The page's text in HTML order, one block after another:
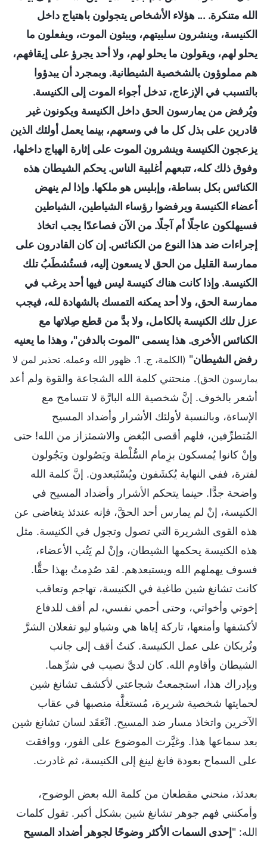
الله متنكرة. ... هؤلاء الأشخاص يتجولون باهتياج داخل
الكنيسة، وينشرون سلبيتهم، ويبثون الموت، ويفعلون ما
يحلو لهم، ويقولون ما يحلو لهم، ولا أحد يجرؤ على إيقافهم،
هم مملوؤون بالشخصية الشيطانية. وبمجرد أن يبدؤوا
بالتسبب في الإزعاج، تدخل أجواء الموت إلى الكنيسة.
ويُرفض من يمارسون الحق داخل الكنيسة ويكونون غير
قادرين على بذل كل ما في وسعهم، بينما يعمل أولئك الذين
يزعجون الكنيسة وينشرون الموت على إثارة الهياج داخلها،
وفوق ذلك كله، تتبعهم أغلبية الناس. يحكم الشيطان هذه
الكنائس بكل بساطة، وإبليس هو ملكها. وإذا لم ينهض
أعضاء الكنيسة ويرفضوا رؤساء الشياطين، الشياطين
فسيهلكون عاجلًا أم آجلًا. من الآن فصاعدًا يجب اتخاذ
إجراءات ضد هذا النوع من الكنائس. إن كان القادرون على
ممارسة القليل من الحق لا يسعون إليه، فستُشطَبُ تلك
الكنيسة. وإذا كانت هناك كنيسة ليس فيها أحد يرغب في
ممارسة الحق، ولا أحد يمكنه التمسك بالشهادة لله، فيجب
عزل تلك الكنيسة بالكامل، ولا بدَّ من قطع صِلاتها مع
الكنائس الأخرى. هذا يسمى "الموت بالدفن"، وهذا ما يعنيه
رفض الشيطان"
(الكلمة، ج. 1. ظهور الله وعمله. تحذير لمن لا
يمارسون الحق). منحتني كلمة الله الشجاعة والقوة ولم أعد
أشعر بالخوف. إنَّ شخصية الله البارَّة لا تتسامح مع
الإساءة، وبالنسبة لأولئك الأشرار وأضداد المسيح
المُتطرِّفين، فلهم أقصى البُغض والاشمئزاز من الله! حتى
وإنْ كانوا يُمسكون بزِمام السُّلْطة ويَصُولون ويَجُولون
لفترة، ففي النهاية يُكشَفون ويُسْتَبعدون. إنَّ كلمة الله
واضحة جدًّا. حينما يتحكم الأشرار وأضداد المسيح في
الكنيسة، إنْ لم يمارس أحد الحقَّ، فإنه عندئذ يتغاضى عن
هذه القوى الشريرة التي تصول وتجول في الكنيسة. مثل
هذه الكنيسة يحكمها الشيطان، وإنْ لم يَتُب الأعضاء،
فسوف يهملهم الله ويستبعدهم. لقد صُدِمتُ بهذا حقًّا.
كانت تشانغ شين طاغية في الكنيسة، تهاجم وتعاقب
إخوتي وأخواتي، وحتى أحمي نفسي، لم أقف للدفاع
لأكشفها وأمنعها، تاركة إياها هي وشياو ليو تفعلان الشرَّ
وتُربكان على عمل الكنيسة. كنتُ أقف إلى جانب
الشيطان وأقاوم الله. كان لديَّ نصيب في شرِّهما.
وبإدراك هذا، استجمعتُ شجاعتي لأكشف تشانغ شين
لحمايتها شخصية شريرة، مُستغلَّة منصبها في عقاب
الآخرين واتخاذ مسار ضد المسيح. انْعَقَد لسان تشانغ شين
بعد سماعها هذا. وغيَّرت الموضوع على الفور، ووافقت
على السماح بعودة فانغ لينغ إلى الكنيسة، ثم غادرت.
بعدئذ، منحني مقطعان من كلمة الله بعض الوضوح،
وأمكنني فهم جوهر تشانغ شين بشكل أكبر. تقول كلمات
الله: "إحدى السمات الأكثر وضوحًا لجوهر أضداد المسيح